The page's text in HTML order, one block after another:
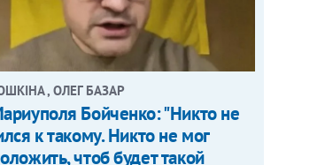
, ОЛЕГ БАЗАР
Бойченко: "Никто не
к такому. Никто не мог
чтоб будет такой